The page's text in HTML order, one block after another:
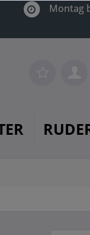
Montag